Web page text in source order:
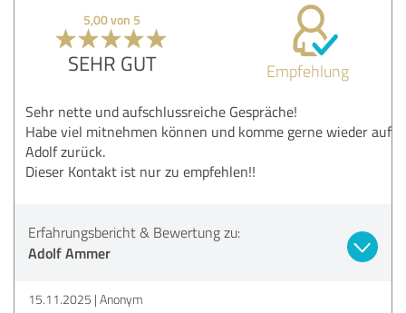
5,00 von 5
SEHR GUT Empfehlung
Sehr nette und aufschlussreiche Gespräche!
Habe viel mitnehmen können und komme gerne wieder auf
Adolf zurück.
Dieser Kontakt ist nur zu empfehlen!!
Erfahrungsbericht & Bewertung zu:
Adolf Ammer
15.11.2025 Anonym